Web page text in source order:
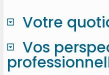
Votre
Vos